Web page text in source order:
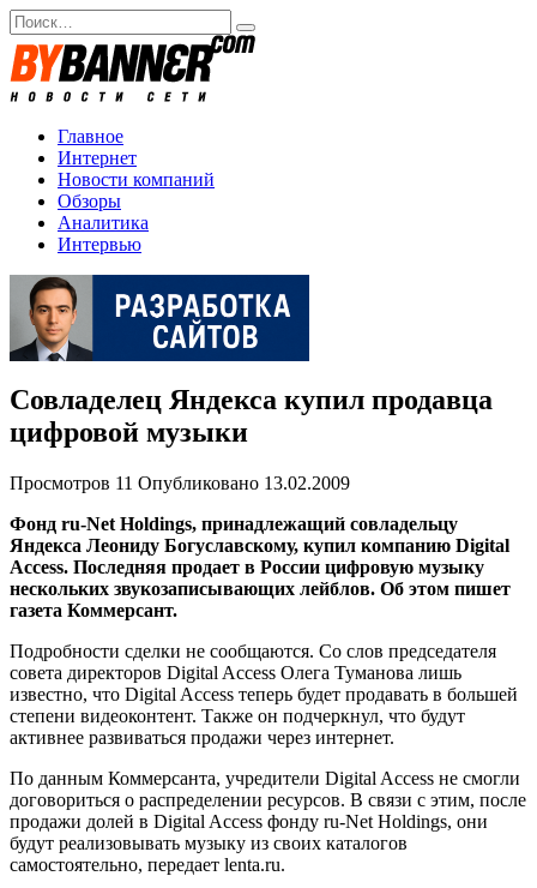
Перейти
к
содержанию
Search
for:
Главное
Интернет
Новости компаний
Обзоры
Аналитика
Интервью
Совладелец Яндекса купил продавца
цифровой музыки
Просмотров 11 Опубликовано 13.02.2009
Фонд ru-Net Holdings, принадлежащий совладельцу
Яндекса Леониду Богуславскому, купил компанию Digital
Access. Последняя продает в России цифровую музыку
нескольких звукозаписывающих лейблов. Об этом пишет
газета Коммерсант.
Подробности сделки не сообщаются. Со слов председателя
совета директоров Digital Access Олега Туманова лишь
известно, что Digital Access теперь будет продавать в большей
степени видеоконтент. Также он подчеркнул, что будут
активнее развиваться продажи через интернет.
По данным Коммерсанта, учредители Digital Access не смогли
договориться о распределении ресурсов. В связи с этим, после
продажи долей в Digital Access фонду ru-Net Holdings, они
будут реализовывать музыку из своих каталогов
самостоятельно, передает lenta.ru.